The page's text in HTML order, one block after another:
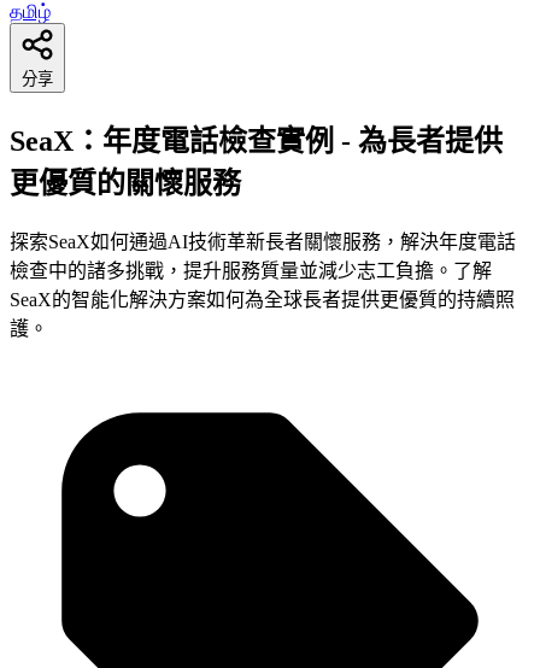
தமிழ்
分享
SeaX：年度電話檢查實例 - 為長者提供
更優質的關懷服務
探索SeaX如何通過AI技術革新長者關懷服務，解決年度電話
檢查中的諸多挑戰，提升服務質量並減少志工負擔。了解
SeaX的智能化解決方案如何為全球長者提供更優質的持續照
護。